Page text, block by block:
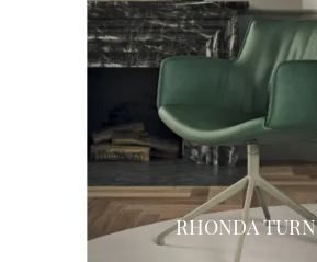
RHONDA TURN